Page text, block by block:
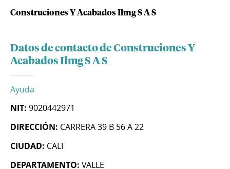
Construciones Y Acabados Ilmg S A S
Datos de contacto de Construciones Y
Acabados Ilmg S A S
Ayuda
NIT: 9020442971
DIRECCIÓN: CARRERA 39 B 56 A 22
CIUDAD: CALI
DEPARTAMENTO: VALLE